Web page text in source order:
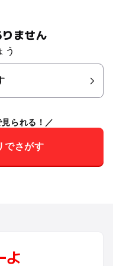
ません
う
られる！
でさがす